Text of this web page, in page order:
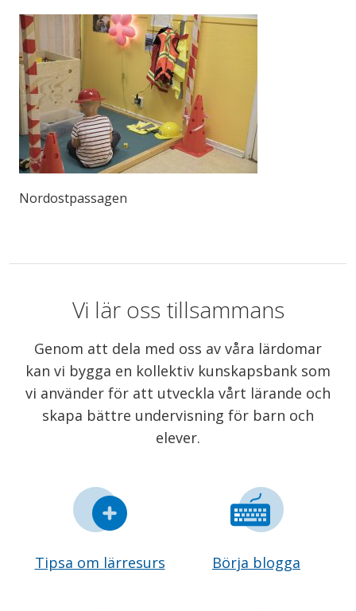
Nordostpassagen
Vi lär oss tillsammans
Genom att dela med oss av våra lärdomar
kan vi bygga en kollektiv kunskapsbank som
vi använder för att utveckla vårt lärande och
skapa bättre undervisning för barn och
elever.
Tipsa om lärresurs Börja blogga